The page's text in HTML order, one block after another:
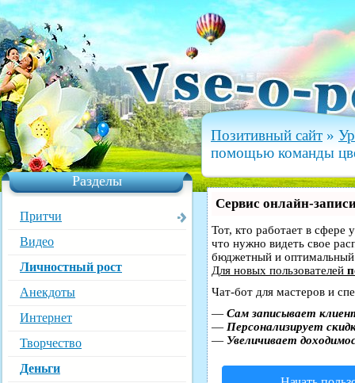
Разделы
Притчи
Видео
Личностный рост
Анекдоты
Интернет
Творчество
Деньги
Позитивный сайт »
помощью команды
Сервис онлайн-
Тот, кто работает в сфере
что нужно видеть свое
бюджетный и
Для новых пользователей
Чат-бот для мастеров и
— Сам записывает
— Персонализирует
— Увеличивает